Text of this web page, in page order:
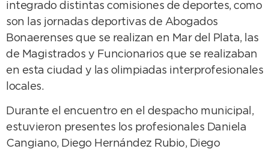
integrado distintas comisiones de deportes, como
son las jornadas deportivas de Abogados
Bonaerenses que se realizan en Mar del Plata, las
de Magistrados y Funcionarios que se realizaban
en esta ciudad y las olimpiadas interprofesionales
locales.
Durante el encuentro en el despacho municipal,
estuvieron presentes los profesionales Daniela
Cangiano, Diego Hernández Rubio, Diego